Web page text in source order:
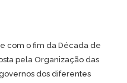
com o fim da Década de
pela Organização das
dos diferentes